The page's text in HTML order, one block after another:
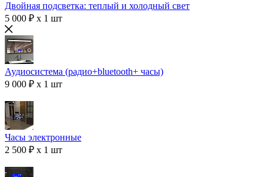
Двойная подсветка: теплый и холодный свет
5 000 ₽ x 1 шт
Аудиосистема (радио+bluetooth+ часы)
9 000 ₽ x 1 шт
Часы электронные
2 500 ₽ x 1 шт